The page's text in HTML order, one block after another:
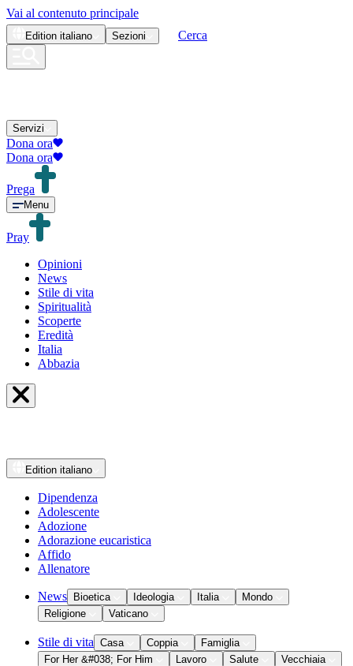
Vai al contenuto principale
Edition italiano Sezioni Cerca
Servizi
Dona ora
Dona ora
Prega
Menu
Pray
Opinioni
News
Stile di vita
Spiritualità
Scoperte
Eredità
Italia
Abbazia
Edition italiano
Dipendenza
Adolescente
Adozione
Adorazione eucaristica
Affido
Allenatore
News Bioetica Ideologia Italia
Mondo
Religione
Vaticano
Stile di vita Casa Coppia
Famiglia
For Her &#038; For Him
Lavoro Salute
Vecchiaia